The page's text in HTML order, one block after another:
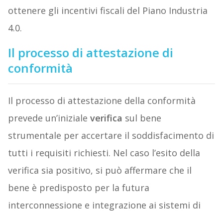
ottenere gli incentivi fiscali del Piano Industria
4.0.
Il processo di attestazione di
conformità
Il processo di attestazione della conformità
prevede un’iniziale verifica sul bene
strumentale per accertare il soddisfacimento di
tutti i requisiti richiesti. Nel caso l’esito della
verifica sia positivo, si può affermare che il
bene è predisposto per la futura
interconnessione e integrazione ai sistemi di